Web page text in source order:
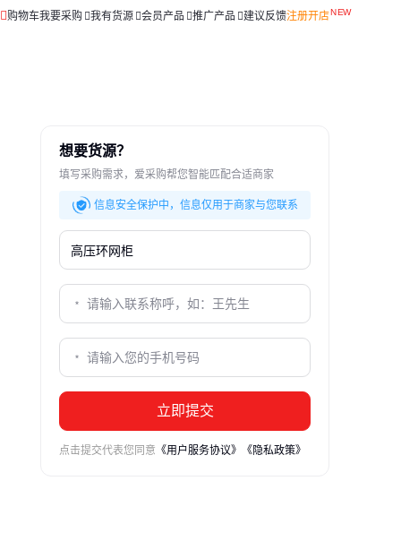
购物车我要采购 我有货源 会员产品 推广产品 建议反馈注册开店
想要货源？
填写采购需求，爱采购帮您智能匹配合适商家
信息安全保护中，信息仅用于商家与您联系
立即提交
点击提交代表您同意 《用户服务协议》 《隐私政策》